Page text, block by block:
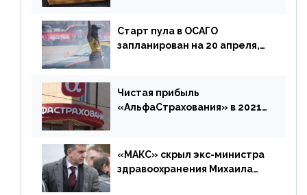
Старт пула в ОСАГО
запланирован на 20 апреля,
дублировать [дополнено]
Чистая прибыль
«АльфаСтрахования» в 2021
«МАКС» скрыл экс-министра
здравоохранения Михаила